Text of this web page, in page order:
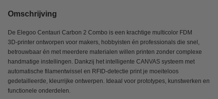
Omschrijving
De Elegoo Centauri Carbon 2 Combo is een krachtige multicolor FDM
3D‑printer ontworpen voor makers, hobbyisten én professionals die snel,
betrouwbaar én met meerdere materialen willen printen zonder complexe
handmatige instellingen. Dankzij het intelligente CANVAS systeem met
automatische filamentwissel en RFID‑detectie print je moeiteloos
gedetailleerde, kleurrijke ontwerpen. Ideaal voor prototypes, kunstwerken en
functionele onderdelen.